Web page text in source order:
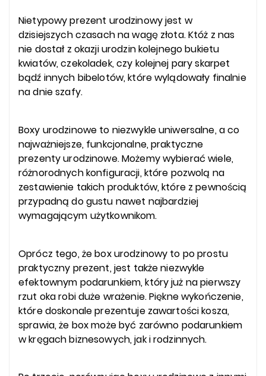
Nietypowy prezent urodzinowy jest w
dzisiejszych czasach na wagę złota. Któż z nas
nie dostał z okazji urodzin kolejnego bukietu
kwiatów, czekoladek, czy kolejnej pary skarpet
bądź innych bibelotów, które wylądowały finalnie
na dnie szafy.
Boxy urodzinowe to niezwykle uniwersalne, a co
najważniejsze, funkcjonalne, praktyczne
prezenty urodzinowe. Możemy wybierać wiele,
różnorodnych konfiguracji, które pozwolą na
zestawienie takich produktów, które z pewnością
przypadną do gustu nawet najbardziej
wymagającym użytkownikom.
Oprócz tego, że box urodzinowy to po prostu
praktyczny prezent, jest także niezwykle
efektownym podarunkiem, który już na pierwszy
rzut oka robi duże wrażenie. Piękne wykończenie,
które doskonale prezentuje zawartości kosza,
sprawia, że box może być zarówno podarunkiem
w kręgach biznesowych, jak i rodzinnych.